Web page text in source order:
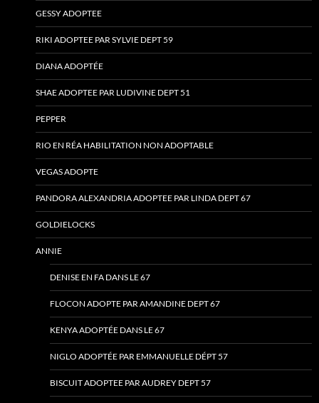
GESSY ADOPTEE
RIKI ADOPTEE PAR SYLVIE DEPT 59
DIANA ADOPTÉE
SHAE ADOPTEE PAR LUDIVINE DEPT 51
PEPPER
RIO EN RÉA HABILITATION NON ADOPTABLE
VEGAS ADOPTE
PANDORA ALEXANDRIA ADOPTEE PAR LINDA DEPT 67
GOLDIELOCKS
ANNIE
DENISE EN FA DANS LE 67
FLOCON ADOPTE PAR AMANDINE DEPT 67
KENYA ADOPTÉE DANS LE 67
NIGLO ADOPTÉE PAR EMMANUELLE DÉPT 57
BISCUIT ADOPTEE PAR AUDREY DEPT 57